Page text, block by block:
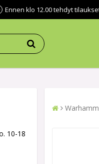
Ennen klo 12.00 tehdyt
10-18